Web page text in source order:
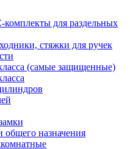
для раздельных
стяжки для ручек
(самые защищенные)
общего назначения